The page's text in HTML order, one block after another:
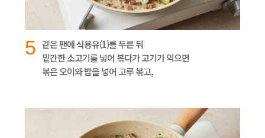
5 같은 팬에 식용유(1)를 두른 뒤
밑간한 소고기를 넣어 볶다가 고기가 익으면
볶은 오이와 밥을 넣어 고루 볶고,